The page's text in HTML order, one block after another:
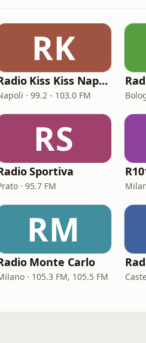
RK
Radio Kiss Kiss Napoli
· 99.2 - 103.0 FM
RS
Sportiva
· 95.7 FM
RM
Monte Carlo
· 105.3 FM, 105.5 FM